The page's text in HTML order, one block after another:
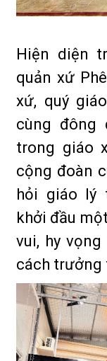
Hiện diện
quản xứ
xứ, quý
cùng đông
trong giáo
cộng đoàn
hỏi giáo lý
khởi đầu
vui, hy
cách trưởng